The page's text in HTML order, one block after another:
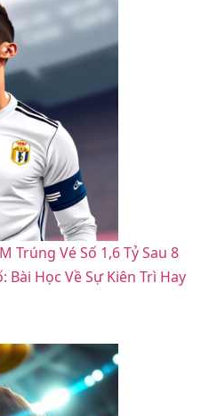
Trúng Vé Số 1,6 Tỷ Sau 8
Bài Học Về Sự Kiên Trì Hay